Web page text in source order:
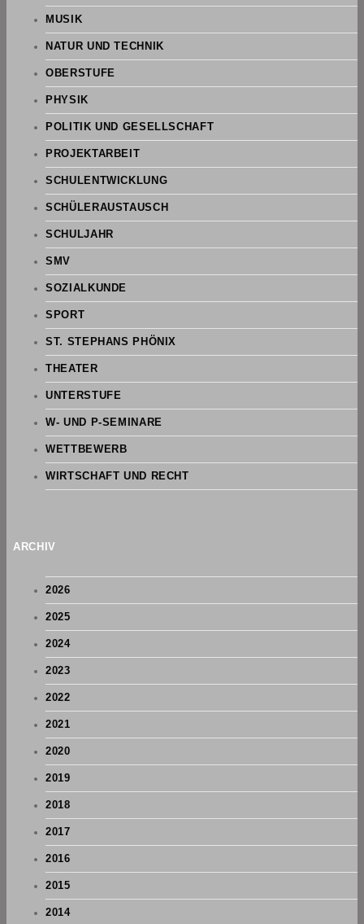
MUSIK
NATUR UND TECHNIK
OBERSTUFE
PHYSIK
POLITIK UND GESELLSCHAFT
PROJEKTARBEIT
SCHULENTWICKLUNG
SCHÜLERAUSTAUSCH
SCHULJAHR
SMV
SOZIALKUNDE
SPORT
ST. STEPHANS PHÖNIX
THEATER
UNTERSTUFE
W- UND P-SEMINARE
WETTBEWERB
WIRTSCHAFT UND RECHT
ARCHIV
2026
2025
2024
2023
2022
2021
2020
2019
2018
2017
2016
2015
2014